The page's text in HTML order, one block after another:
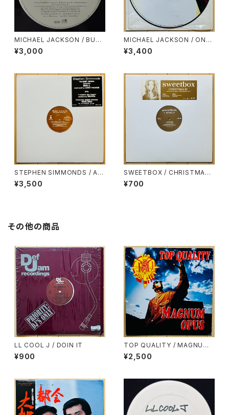
MICHAEL JACKSON / BUT
TERFLIES(TRACKMASTERS
REMIX)
¥3,000
MICHAEL JACKSON / ONE
MORE CHANCE(UK)
¥3,400
STEPHEN SIMMONDS / AL
ONE(THE REMIX)
¥3,500
SWEETBOX / CHRISTMAS
EP
¥700
その他の商品
LL COOL J / DOIN IT
¥900
TOP QUALITY / MAGNUM
OPUS
¥2,500